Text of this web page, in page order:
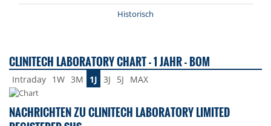
Historisch
CLINITECH LABORATORY CHART - 1 JAHR - BOM
Intraday 1W 3M 1J 3J 5J MAX
NACHRICHTEN ZU CLINITECH LABORATORY LIMITED